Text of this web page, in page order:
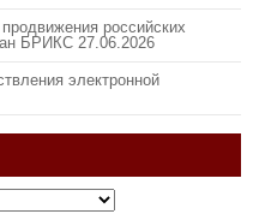
российских
БРИКС 27.06.2026
электронной